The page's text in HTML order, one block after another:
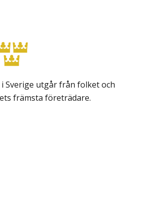
Sverige utgår från folket och
främsta företrädare.